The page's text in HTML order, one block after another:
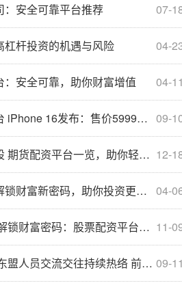
07-
：安全可靠平台推荐
04-
杠杆投资的机遇与风险
04-11
：安全可靠，助你财富增值
09-
布：售价5999元起 新增沙漠金配色 AI功能来了
12-
配资平台一览，助你轻松配资交易
04-
财富新密码，助你投资更轻松
11-
码：股票配资平台APP，助你投资无忧
09-11
交流交往持续热络 前8月同比增长超1倍